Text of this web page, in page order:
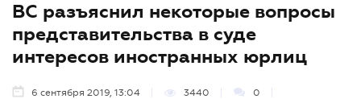
ВС разъяснил некоторые вопросы
представительства в суде
интересов иностранных юрлиц
6 сентября 2019, 13:04 3440 0